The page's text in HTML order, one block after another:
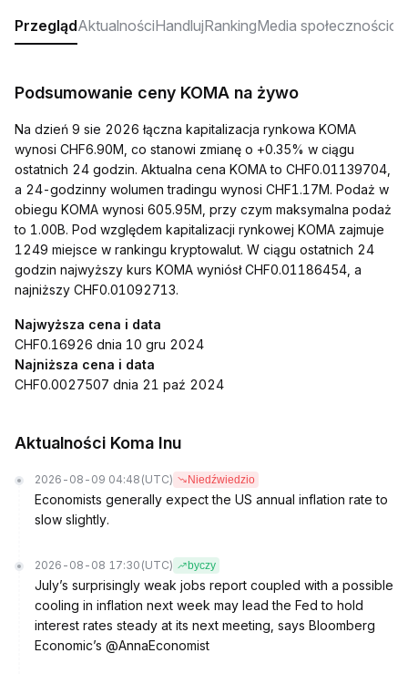
PrzeglądAktualnościHandlujRankingMedia
Podsumowanie ceny KOMA na żywo
Na dzień 9 sie 2026 łączna kapitalizacja rynkowa KOMA
wynosi CHF6.90M, co stanowi zmianę o +0.35% w ciągu
ostatnich 24 godzin. Aktualna cena KOMA to CHF0.01139704,
a 24-godzinny wolumen tradingu wynosi CHF1.17M. Podaż w
obiegu KOMA wynosi 605.95M, przy czym maksymalna podaż
to 1.00B. Pod względem kapitalizacji rynkowej KOMA zajmuje
1249 miejsce w rankingu kryptowalut. W ciągu ostatnich 24
godzin najwyższy kurs KOMA wyniósł CHF0.01186454, a
najniższy CHF0.01092713.
Najwyższa cena i data
CHF0.16926 dnia 10 gru 2024
Najniższa cena i data
CHF0.0027507 dnia 21 paź 2024
Aktualności Koma Inu
2026-08-09 04:48 (UTC) Niedźwiedzio
Economists generally expect the US annual inflation rate to
slow slightly.
2026-08-08 17:30 (UTC) byczy
July’s surprisingly weak jobs report coupled with a possible
cooling in inflation next week may lead the Fed to hold
interest rates steady at its next meeting, says Bloomberg
Economic’s @AnnaEconomist